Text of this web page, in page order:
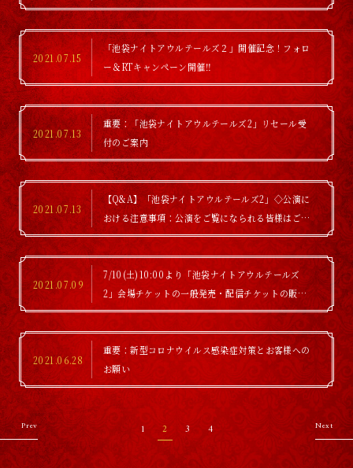
ルズスペシャルイベント」
2021.07.15
「池袋ナイトアウルテールズ２」開催記念！フォロ
ー＆RTキャンペーン開催‼
2021.07.13
重要：「池袋ナイトアウルテールズ2」リセール受
付のご案内
2021.07.13
【Q&A】「池袋ナイトアウルテールズ2」◇公演に
おける注意事項：公演をご覧になられる皆様はご確
認頂けますようよろしくお願い致します◇
2021.07.09
7/10(土)10:00より「池袋ナイトアウルテールズ
2」会場チケットの一般発売・配信チケットの販売
がスタート！
2021.06.28
重要：新型コロナウイルス感染症対策とお客様への
お願い
Prev 1 2 3 4 Next